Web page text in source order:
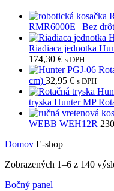
RMR6000E | Bez
Riadiaca jednotka
174,30 € s DPH
cm) 32,95 € s DPH
tryska Hunter MP
WEBB WEH12R
Domov E-shop
Zobrazených 1–6 z 140
Bočný panel